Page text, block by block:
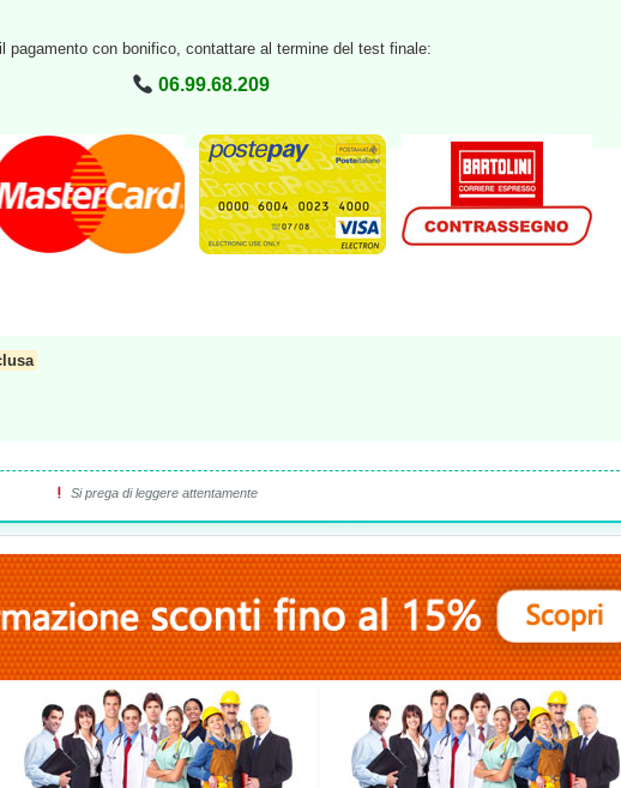
pagamento con bonifico, contattare al termine del test finale:
06.99.68.209
Si prega di leggere attentamente